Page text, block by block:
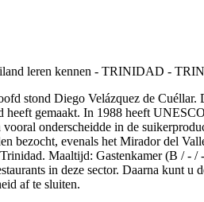
stond Diego Velázquez de
heeft gemaakt. In 1988 heeft
onderscheidde in de
bezocht, evenals het Mirador del
Maaltijd: Gastenkamer (B / -
in deze sector. Daarna kunt
af te sluiten.